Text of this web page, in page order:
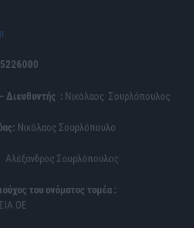
Διευθυντής : Νικόλαος Σουρλόπουλος
Νικόλαος Σουρλόπουλο
Αλέξανδρος Σουρλόπουλος
του ονόματος τομέα :
ΟΕ